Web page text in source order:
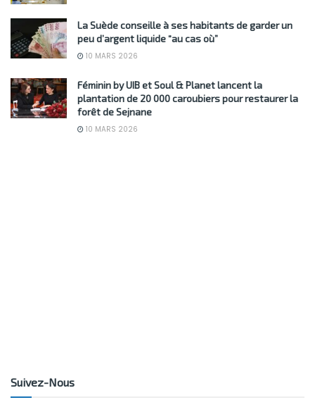
La Suède conseille à ses habitants de garder un
peu d’argent liquide “au cas où”
10 MARS 2026
Féminin by UIB et Soul & Planet lancent la
plantation de 20 000 caroubiers pour restaurer la
forêt de Sejnane
10 MARS 2026
Suivez-Nous